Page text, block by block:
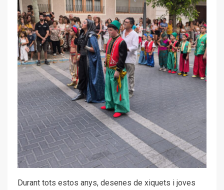
Durant tots estos anys, desenes de xiquets i joves